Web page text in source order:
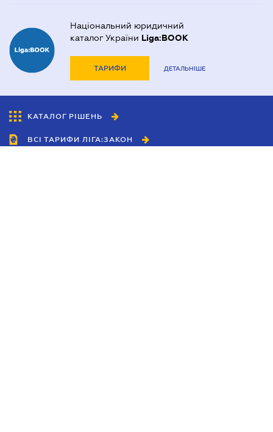
Національний юридичний
каталог України Liga:BOOK
ТАРИФИ ДЕТАЛЬНІШЕ
КАТАЛОГ РІШЕНЬ
ВСІ ТАРИФИ ЛІГА:ЗАКОН